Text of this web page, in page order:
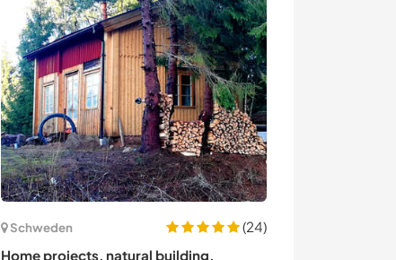
Schweden
(24)
Home projects, natural building,